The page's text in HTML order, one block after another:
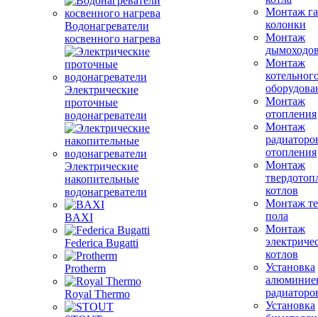
Водонагреватели
косвенного нагрева
Электрические
проточные
водонагреватели
Электрические
накопительные
водонагреватели
BAXI
Federica Bugatti
Protherm
Royal Thermo
Монтаж
колонки
Монтаж
Монтаж
Монтаж
отопления
Монтаж
отопления
Монтаж
котлов
Монтаж
пола
Монтаж
котлов
Установка
Установка